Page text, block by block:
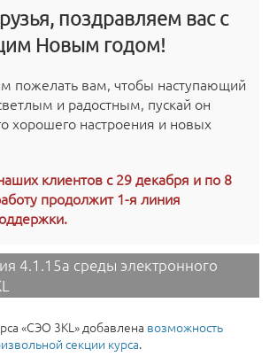
поздравляем вас с
Новым годом!
пожелать вам, чтобы наступающий
и радостным, пускай он
хорошего настроения и новых
клиентов с 29 декабря и по 8
продолжит 1-я линия
дни
4.1.15a среды электронного
«‎СЭО 3KL» добавлена возможность
секции курса.